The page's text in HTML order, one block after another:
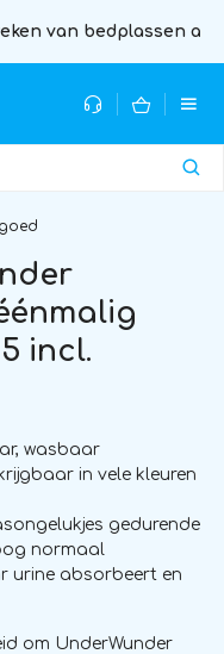
bedplassen af
incl.
wasbaar
in vele kleuren
gedurende
normaal
urine absorbeert en
om UnderWunder